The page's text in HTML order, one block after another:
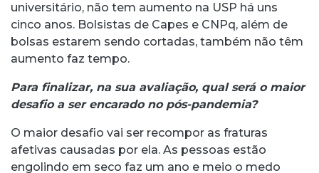
universitário, não tem aumento na USP há uns
cinco anos. Bolsistas de Capes e CNPq, além de
bolsas estarem sendo cortadas, também não têm
aumento faz tempo.
Para finalizar, na sua avaliação, qual será o maior
desafio a ser encarado no pós-pandemia?
O maior desafio vai ser recompor as fraturas
afetivas causadas por ela. As pessoas estão
engolindo em seco faz um ano e meio o medo